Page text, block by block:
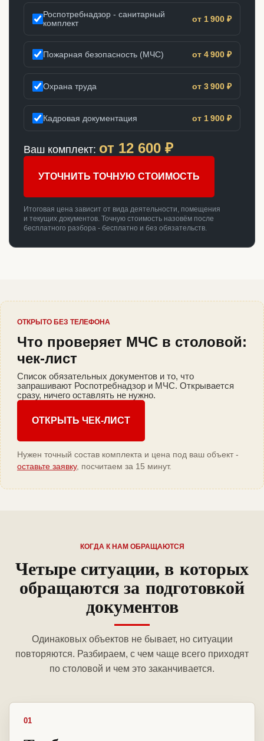
Роспотребнадзор - санитарный
комплект
от 1 900 ₽
Пожарная безопасность (МЧС) от 4 900 ₽
Охрана труда от 3 900 ₽
Кадровая документация от 1 900 ₽
Ваш комплект: от 12 600 ₽
УТОЧНИТЬ ТОЧНУЮ СТОИМОСТЬ
Итоговая цена зависит от вида деятельности, помещения
и текущих документов. Точную стоимость назовём после
бесплатного разбора - бесплатно и без обязательств.
ОТКРЫТО БЕЗ ТЕЛЕФОНА
Что проверяет МЧС в столовой:
чек-лист
Список обязательных документов и то, что
запрашивают Роспотребнадзор и МЧС. Открывается
сразу, ничего оставлять не нужно.
ОТКРЫТЬ ЧЕК-ЛИСТ
Нужен точный состав комплекта и цена под ваш объект -
оставьте заявку, посчитаем за 15 минут.
КОГДА К НАМ ОБРАЩАЮТСЯ
Четыре ситуации, в которых
обращаются за подготовкой
документов
Одинаковых объектов не бывает, но ситуации
повторяются. Разбираем, с чем чаще всего приходят
по столовой и чем это заканчивается.
01